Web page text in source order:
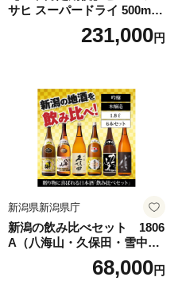
サヒ スーパードライ 500ml 2
4本 1ケース×11ヶ月 | アサヒ
ビール 究極の辛口 酒 お酒 ア
uper dry 11回 缶ビール 缶 ギ
フト 内祝い 茨城県守谷市 送
料無料
231,000円
新潟県新潟県庁
新潟の飲み比べセット 1806
A（八海山・久保田・雪中
梅・越乃寒梅・かたふね・千
68,000円